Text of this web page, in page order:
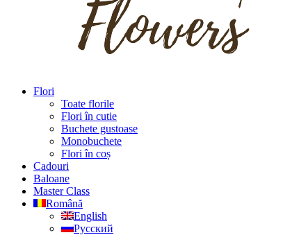
Flori
Toate florile
Flori în cutie
Buchete gustoase
Monobuchete
Flori în coș
Cadouri
Baloane
Master Class
Română
English
Русский